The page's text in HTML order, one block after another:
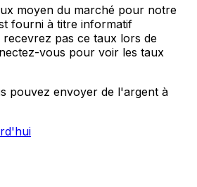
moyen du marché pour notre
fourni à titre informatif
recevrez pas ce taux lors de
vous pour voir les taux
pouvez envoyer de l'argent à